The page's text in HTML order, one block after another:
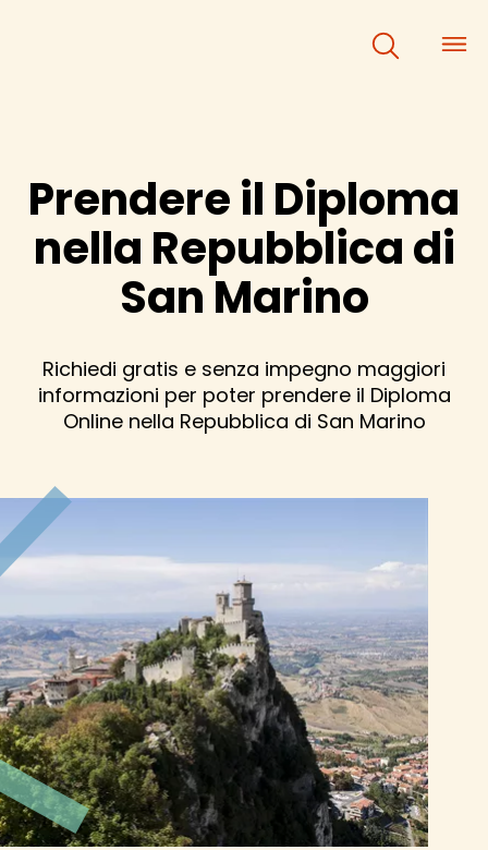
×
×
Prendere il Diploma
nella Repubblica di
San Marino
Richiedi gratis e senza impegno maggiori
informazioni per poter prendere il Diploma
Online nella Repubblica di San Marino